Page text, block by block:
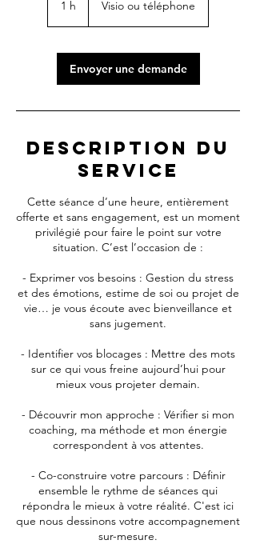
1 h Visio ou téléphone
Envoyer une demande
Description du
service
Cette séance d’une heure, entièrement
offerte et sans engagement, est un moment
privilégié pour faire le point sur votre
situation. C’est l’occasion de :
- Exprimer vos besoins : Gestion du stress
et des émotions, estime de soi ou projet de
vie… je vous écoute avec bienveillance et
sans jugement.
- Identifier vos blocages : Mettre des mots
sur ce qui vous freine aujourd’hui pour
mieux vous projeter demain.
- Découvrir mon approche : Vérifier si mon
coaching, ma méthode et mon énergie
correspondent à vos attentes.
- Co-construire votre parcours : Définir
ensemble le rythme de séances qui
répondra le mieux à votre réalité. C'est ici
que nous dessinons votre accompagnement
sur-mesure.